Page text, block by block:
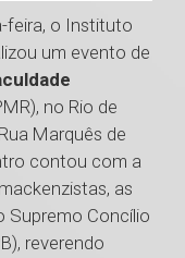
feira, o Instituto
um evento de
no Rio de
Marquês de
contou com a
as
Supremo Concílio
reverendo